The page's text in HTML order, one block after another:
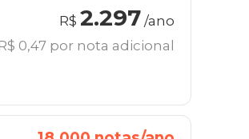
R$ 2.297 /ano
0,47 por nota adicional